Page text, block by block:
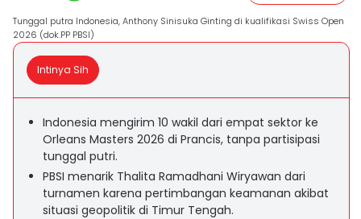
Tunggal putra Indonesia, Anthony Sinisuka Ginting di kualifikasi Swiss Open
2026 (dok.PP PBSI)
Intinya Sih
Indonesia mengirim 10 wakil dari empat sektor ke
Orleans Masters 2026 di Prancis, tanpa partisipasi
tunggal putri.
PBSI menarik Thalita Ramadhani Wiryawan dari
turnamen karena pertimbangan keamanan akibat
situasi geopolitik di Timur Tengah.